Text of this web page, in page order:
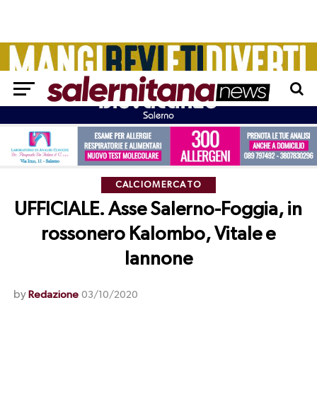
CALCIOMERCATO
UFFICIALE. Asse Salerno-Foggia, in
rossonero Kalombo, Vitale e
Iannone
by Redazione 03/10/2020